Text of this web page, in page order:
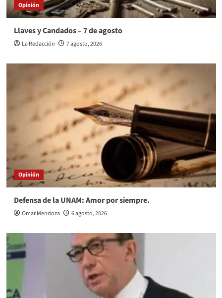
Opinión
Llaves y Candados – 7 de agosto
La Redacción 7 agosto, 2026
Opinión
Defensa de la UNAM: Amor por siempre.
Omar Mendoza 6 agosto, 2026